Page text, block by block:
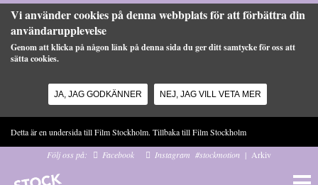
Vi använder cookies på denna webbplats för att förbättra din
användarupplevelse
Genom att klicka på någon länk på denna sida du ger ditt samtycke för oss att
sätta cookies.
JA, JAG GODKÄNNER NEJ, JAG VILL VETA MER
Detta är en undersida till Film Stockholm. Tillbaka tillFilm Stockholm
Följ oss på:
Facebook Instagram #stockmotion | Arkiv